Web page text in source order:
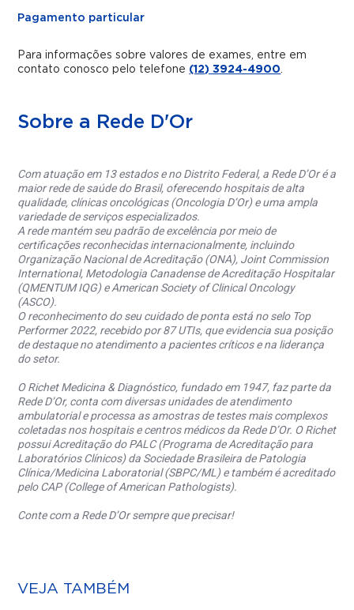
Pagamento particular
Para informações sobre valores de exames, entre em
contato conosco pelo telefone (12) 3924-4900.
Sobre a Rede D'Or
Com atuação em 13 estados e no Distrito Federal, a Rede D’Or é a
maior rede de saúde do Brasil, oferecendo hospitais de alta
qualidade, clínicas oncológicas (Oncologia D’Or) e uma ampla
variedade de serviços especializados.
A rede mantém seu padrão de excelência por meio de
certificações reconhecidas internacionalmente, incluindo
Organização Nacional de Acreditação (ONA), Joint Commission
International, Metodologia Canadense de Acreditação Hospitalar
(QMENTUM IQG) e American Society of Clinical Oncology
(ASCO).
O reconhecimento do seu cuidado de ponta está no selo Top
Performer 2022, recebido por 87 UTIs, que evidencia sua posição
de destaque no atendimento a pacientes críticos e na liderança
do setor.
O Richet Medicina & Diagnóstico, fundado em 1947, faz parte da
Rede D’Or, conta com diversas unidades de atendimento
ambulatorial e processa as amostras de testes mais complexos
coletadas nos hospitais e centros médicos da Rede D’Or. O Richet
possui Acreditação do PALC (Programa de Acreditação para
Laboratórios Clínicos) da Sociedade Brasileira de Patologia
Clínica/Medicina Laboratorial (SBPC/ML) e também é acreditado
pelo CAP (College of American Pathologists).
Conte com a Rede D’Or sempre que precisar!
VEJA TAMBÉM